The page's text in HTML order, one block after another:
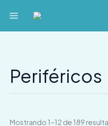
Periféricos
Mostrando 1–12 de 189